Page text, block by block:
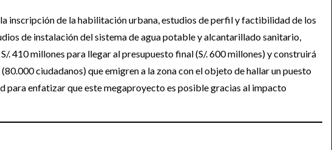
la inscripción de la habilitación urbana, estudios de perfil y factibilidad de los
de instalación del sistema de agua potable y alcantarillado sanitario,
410 millones para llegar al presupuesto final (S/. 600 millones) y construirá
ciudadanos) que emigren a la zona con el objeto de hallar un puesto
enfatizar que este megaproyecto es posible gracias al impacto